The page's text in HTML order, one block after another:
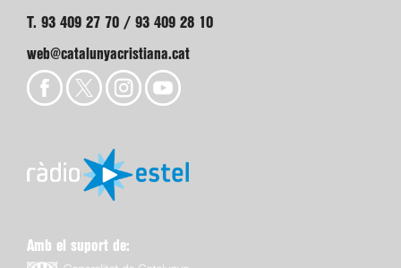
T. 93 409 27 70 / 93 409 28 10
web@catalunyacristiana.cat
Amb el suport de: